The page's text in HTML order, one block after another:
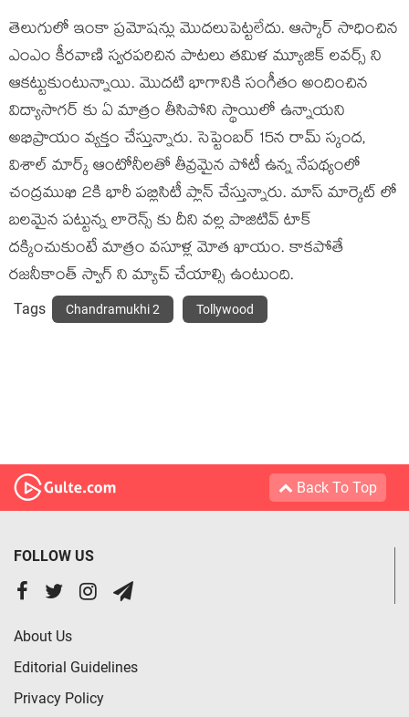
తెలుగులో ఇంకా ప్రమోషన్లు మొదలుపెట్టలేదు. ఆస్కార్ సాధించిన
ఎంఎం కీరవాణి స్వరపరిచిన పాటలు తమిళ మ్యూజిక్ లవర్స్ ని
ఆకట్టుకుంటున్నాయి. మొదటి భాగానికి సంగీతం అందించిన
విద్యాసాగర్ కు ఏ మాత్రం తీసిపోని స్థాయిలో ఉన్నాయని
అభిప్రాయం వ్యక్తం చేస్తున్నారు. సెప్టెంబర్ 15న రామ్ స్కంద,
విశాల్ మార్క్ ఆంటోనీలతో తీవ్రమైన పోటీ ఉన్న నేపథ్యంలో
చంద్రముఖి 2కి భారీ పబ్లిసిటీ ప్లాన్ చేస్తున్నారు. మాస్ మార్కెట్ లో
బలమైన పట్టున్న లారెన్స్ కు దీని వల్ల పాజిటివ్ టాక్
దక్కించుకుంటే మాత్రం వసూళ్ల మోత ఖాయం. కాకపోతే
రజనీకాంత్ స్వాగ్ ని మ్యాచ్ చేయాల్సి ఉంటుంది.
Tags Chandramukhi 2 Tollywood
Back To Top
FOLLOW US
About Us
Editorial Guidelines
Privacy Policy